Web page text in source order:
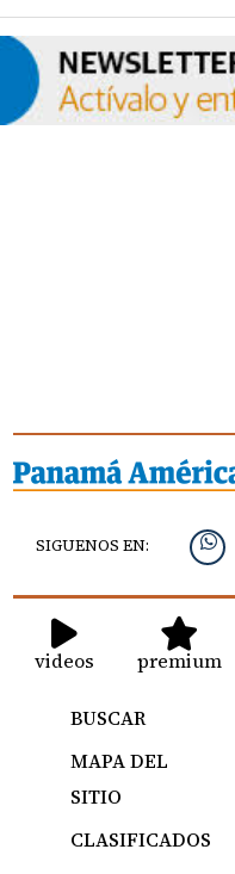
SIGUENOS EN:
videos premium
BUSCAR
MAPA DEL
SITIO
CLASIFICADOS